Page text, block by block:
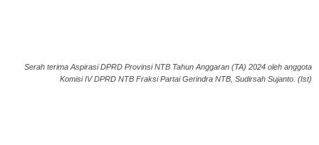
Serah terima Aspirasi DPRD Provinsi NTB Tahun Anggaran (TA) 2024 oleh anggota
Komisi IV DPRD NTB Fraksi Partai Gerindra NTB, Sudirsah Sujanto. (Ist)